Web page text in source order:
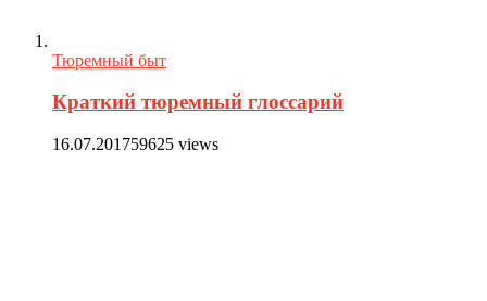
Тюремный быт
Краткий тюремный глоссарий
16.07.201759625 views